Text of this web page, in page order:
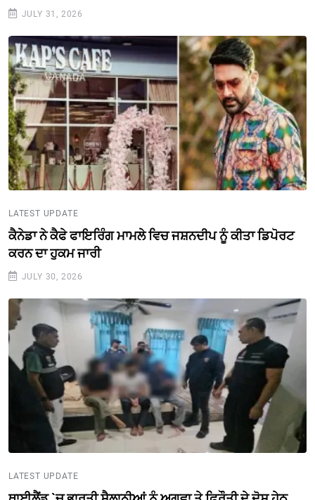
JULY 31, 2026
LATEST UPDATE
ਕੈਨੇਡਾ ਨੇ ਕੈਫੇ ਫਾਇਰਿੰਗ ਮਾਮਲੇ ਵਿਚ ਜਸ਼ਨਦੀਪ ਨੂੰ ਕੀਤਾ ਡਿਪੋਰਟ
ਕਰਨ ਦਾ ਹੁਕਮ ਜਾਰੀ
JULY 30, 2026
LATEST UPDATE